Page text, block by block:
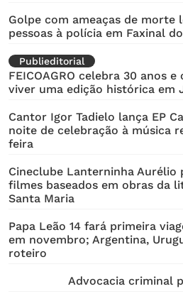
Golpe com ameaças de morte
pessoas à polícia em Faxinal
Publieditorial
FEICOAGRO celebra 30 anos
viver uma edição histórica em
Cantor Igor Tadielo lança EP
noite de celebração à música
feira
Cineclube Lanterninha Aurélio
filmes baseados em obras da
Santa Maria
Papa Leão 14 fará primeira
em novembro; Argentina,
roteiro
Advocacia criminal